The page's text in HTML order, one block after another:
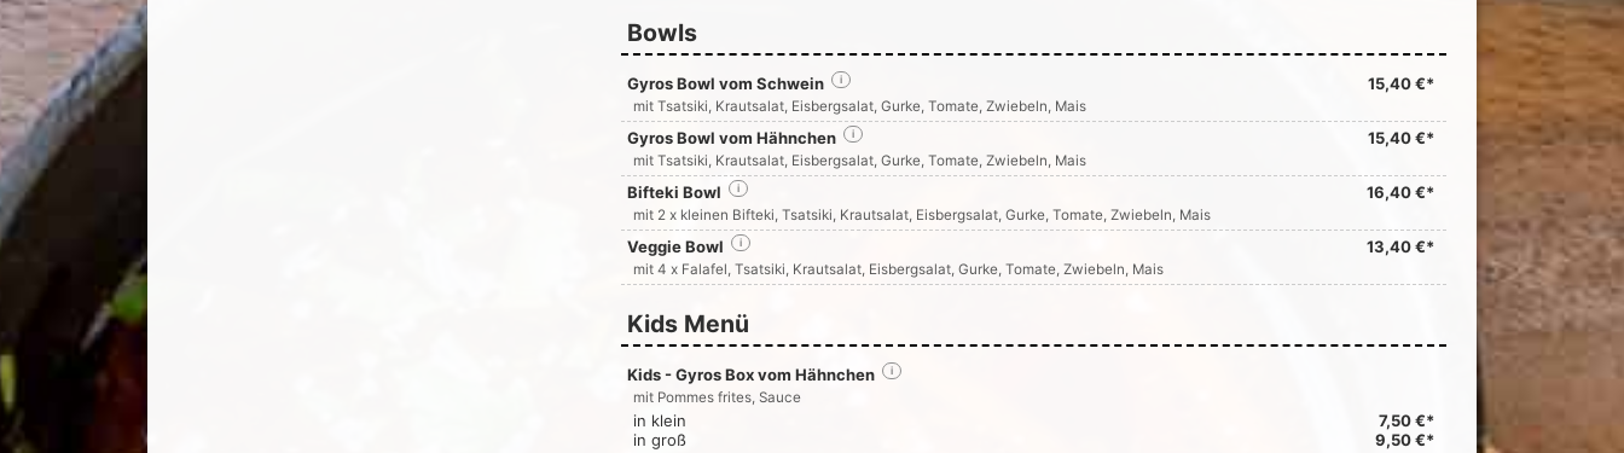
Bowls
Gyros Bowl vom Schwein 15,40 €*
i
mit Tsatsiki, Krautsalat, Eisbergsalat, Gurke, Tomate, Zwiebeln, Mais
Gyros Bowl vom Hähnchen 15,40 €*
i
mit Tsatsiki, Krautsalat, Eisbergsalat, Gurke, Tomate, Zwiebeln, Mais
Bifteki Bowl 16,40 €*
i
mit 2 x kleinen Bifteki, Tsatsiki, Krautsalat, Eisbergsalat, Gurke, Tomate, Zwiebeln, Mais
Veggie Bowl 13,40 €*
i
mit 4 x Falafel, Tsatsiki, Krautsalat, Eisbergsalat, Gurke, Tomate, Zwiebeln, Mais
Kids Menü
Kids - Gyros Box vom Hähnchen i
mit Pommes frites, Sauce
in klein
7,50 €*
in groß
9,50 €*